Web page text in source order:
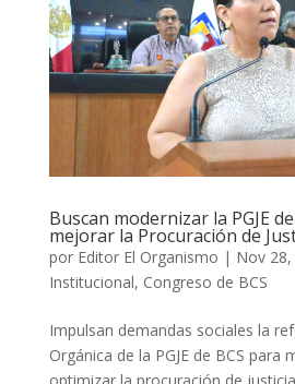
Buscan modernizar la PGJE
mejorar la Procuración de
por Editor El Organismo | Nov 28,
Institucional, Congreso de BCS
Impulsan demandas sociales la
Orgánica de la PGJE de BCS para